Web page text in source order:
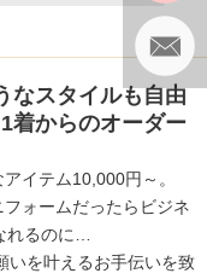
なスタイルも自由
着からのオーダー
イテム10,000円～。
ォームだったらビジネ
れるのに…
いを叶えるお手伝いを致